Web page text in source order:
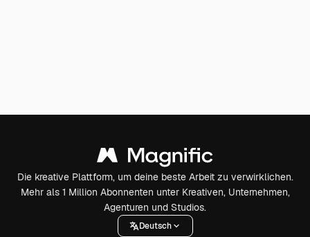
Die kreative Plattform, um deine beste Arbeit zu verwirklichen.
Mehr als 1 Million Abonnenten unter Kreativen, Unternehmen,
Agenturen und Studios.
Deutsch